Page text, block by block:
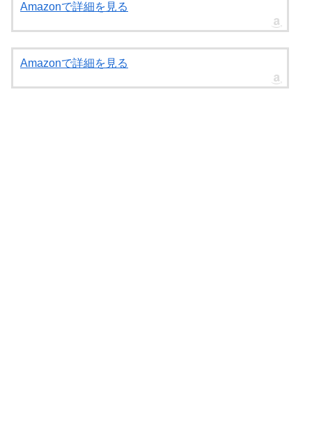
Amazonで詳細を見る
Amazonで詳細を見る